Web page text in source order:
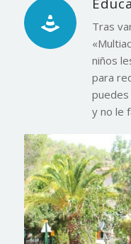
Tras
niños
para
puedes
y no le